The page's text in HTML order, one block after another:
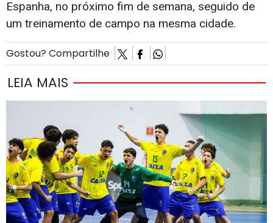
Espanha, no próximo fim de semana, seguido de
um treinamento de campo na mesma cidade.
Gostou? Compartilhe
LEIA MAIS